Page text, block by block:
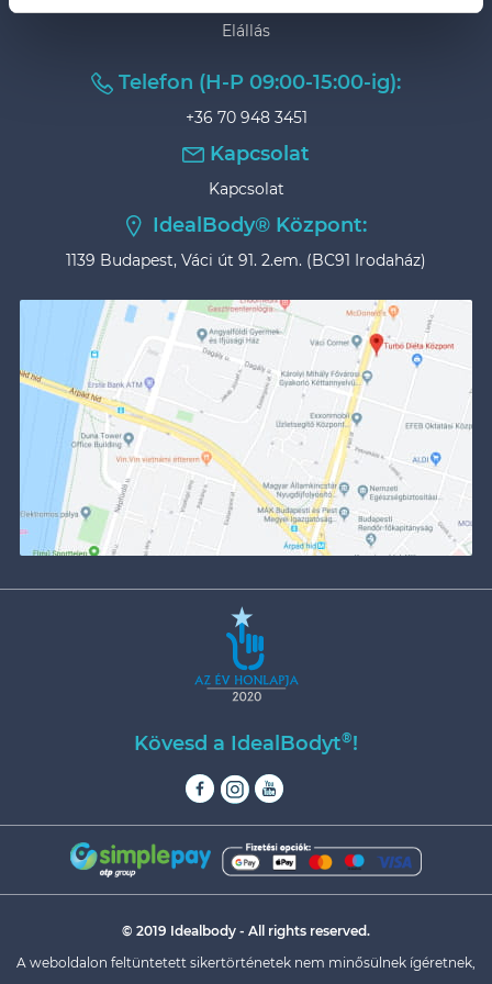
Elállás
Telefon (H-P 09:00-15:00-ig):
+36 70 948 3451
Kapcsolat
Kapcsolat
IdealBody® Központ:
1139 Budapest, Váci út 91. 2.em. (BC91 Irodaház)
Kövesd a IdealBodyt®!
© 2019 Idealbody - All rights reserved.
A weboldalon feltüntetett sikertörténetek nem minősülnek ígéretnek,